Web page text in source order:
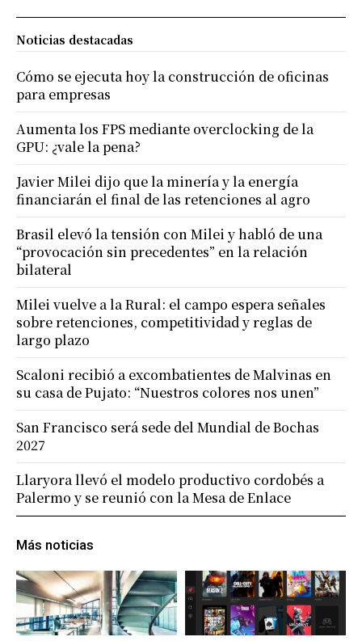
Más noticias
Noticias destacadas
Cómo se ejecuta hoy la construcción de oficinas
para empresas
Aumenta los FPS mediante overclocking de la
GPU: ¿vale la pena?
Javier Milei dijo que la minería y la energía
financiarán el final de las retenciones al agro
Brasil elevó la tensión con Milei y habló de una
“provocación sin precedentes” en la relación
bilateral
Milei vuelve a la Rural: el campo espera señales
sobre retenciones, competitividad y reglas de
largo plazo
Scaloni recibió a excombatientes de Malvinas en
su casa de Pujato: “Nuestros colores nos unen”
San Francisco será sede del Mundial de Bochas
2027
Llaryora llevó el modelo productivo cordobés a
Palermo y se reunió con la Mesa de Enlace